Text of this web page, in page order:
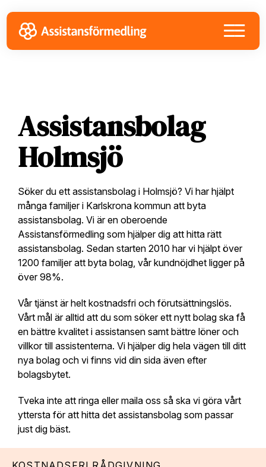
to
primary
navigation
to
main
content
to
footer
Assistansbolag
Holmsjö
Söker du ett assistansbolag i Holmsjö? Vi har hjälpt
många familjer i Karlskrona kommun att byta
assistansbolag. Vi är en oberoende
Assistansförmedling som hjälper dig att hitta rätt
assistansbolag. Sedan starten 2010 har vi hjälpt över
1200 familjer att byta bolag, vår kundnöjdhet ligger på
över 98%.
Vår tjänst är helt kostnadsfri och förutsättningslös.
Vårt mål är alltid att du som söker ett nytt bolag ska få
en bättre kvalitet i assistansen samt bättre löner och
villkor till assistenterna. Vi hjälper dig hela vägen till ditt
nya bolag och vi finns vid din sida även efter
bolagsbytet.
Tveka inte att ringa eller maila oss så ska vi göra vårt
yttersta för att hitta det assistansbolag som passar
just dig bäst.